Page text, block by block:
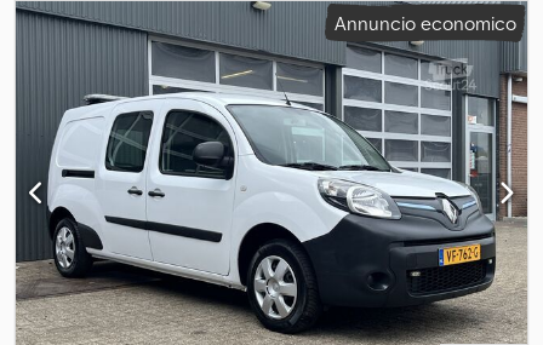
posti:3, Equipaggiamento:
ABS, chiusura centralizzata, filtro
antiparticolato, programma elettronico di stabilità (ESP)
servosterzo, airbag conducente, cambio manuale a 6 marce,
contagiri, servosterzo, alzacristalli elettrici, computer di bordo,
specchietti retrovisori esterni elettrici, bracciolo centrale, Euro 5,
porte ad ali di gabbiano, chiusura centralizzata + telecomando
radio, ecc. Salvo errori, vendite precedenti e refusi. Vendita solo
ad aziende ed esportazione. Dodpfowqua Tox Anieck !!!! Fg-70715
!!!! Chiave n. 89 !!!!!
Annuncio economico